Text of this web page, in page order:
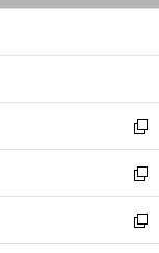
ン
ウ
開
く
新
し
い
ウ
ィ
ン
新
し
い
ウ
新
し